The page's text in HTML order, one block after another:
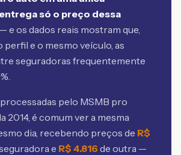
só o preço dessa
— e os dados reais mostram que,
perfil e o mesmo veículo, as
seguradoras frequentemente
pelo MSMB pro
2014, é comum ver a mesma
dia, recebendo preços de R$
e R$ 4.816 de outra —